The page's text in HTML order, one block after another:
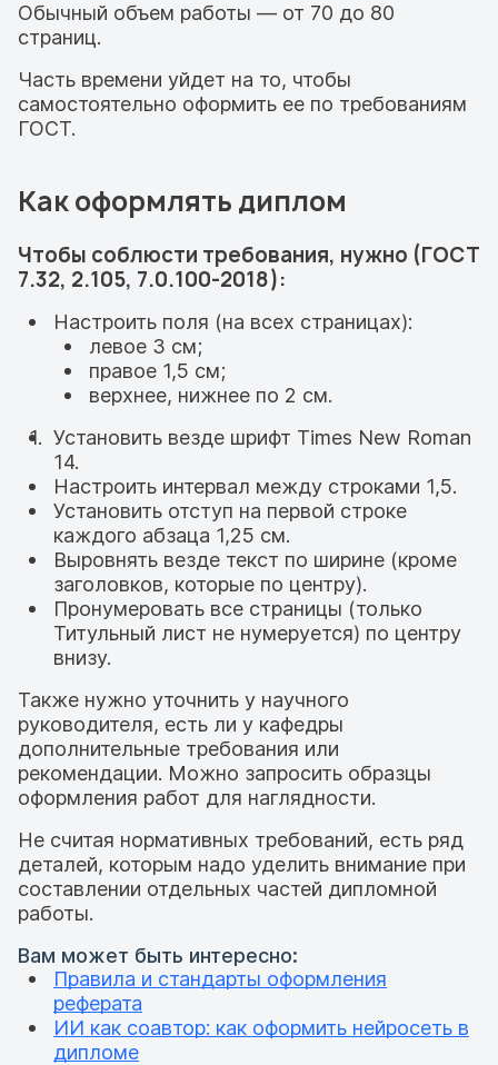
Обычный объем работы — от 70 до 80
страниц.
Часть времени уйдет на то, чтобы
самостоятельно оформить ее по требованиям
ГОСТ.
Как оформлять диплом
Чтобы соблюсти требования, нужно (ГОСТ
7.32, 2.105, 7.0.100-2018):
Настроить поля (на всех страницах):
левое 3 см;
правое 1,5 см;
верхнее, нижнее по 2 см.
Установить везде шрифт Times New Roman
14.
Настроить интервал между строками 1,5.
Установить отступ на первой строке
каждого абзаца 1,25 см.
Выровнять везде текст по ширине (кроме
заголовков, которые по центру).
Пронумеровать все страницы (только
Титульный лист не нумеруется) по центру
внизу.
Также нужно уточнить у научного
руководителя, есть ли у кафедры
дополнительные требования или
рекомендации. Можно запросить образцы
оформления работ для наглядности.
Не считая нормативных требований, есть ряд
деталей, которым надо уделить внимание при
составлении отдельных частей дипломной
работы.
Вам может быть интересно:
Правила и стандарты оформления
реферата
ИИ как соавтор: как оформить нейросеть в
дипломе